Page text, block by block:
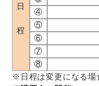
日
程
④
⑤
⑥
⑦
⑧
※日程は変更になる場